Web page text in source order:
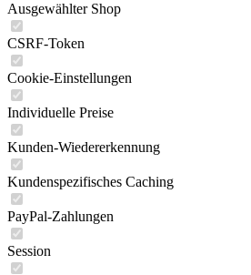
Ausgewählter Shop
CSRF-Token
Cookie-Einstellungen
Individuelle Preise
Kunden-Wiedererkennung
Kundenspezifisches Caching
PayPal-Zahlungen
Session